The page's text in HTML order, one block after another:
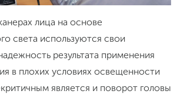
лица на основе
света используются свои
результата применения
в плохих условиях освещенности
является и поворот головы